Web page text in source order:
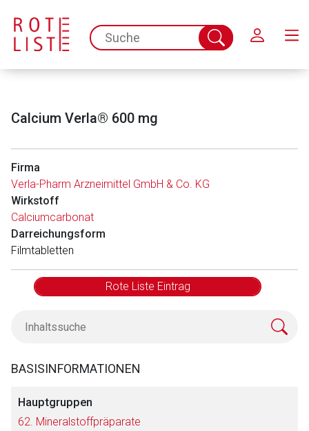
spc.search.input.placeholder
Suche
abschicken
Calcium Verla® 600 mg
Firma
Verla-Pharm Arzneimittel GmbH & Co. KG
Wirkstoff
Calciumcarbonat
Darreichungsform
Filmtabletten
Rote Liste Eintrag
BASISINFORMATIONEN
Hauptgruppen
62. Mineralstoffpräparate